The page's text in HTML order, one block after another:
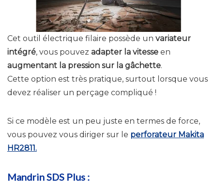
Cet outil électrique filaire possède un variateur
intégré, vous pouvez adapter la vitesse en
augmentant la pression sur la gâchette.
Cette option est très pratique, surtout lorsque vous
devez réaliser un perçage compliqué !
Si ce modèle est un peu juste en termes de force,
vous pouvez vous diriger sur le perforateur Makita
HR2811.
Mandrin SDS Plus :